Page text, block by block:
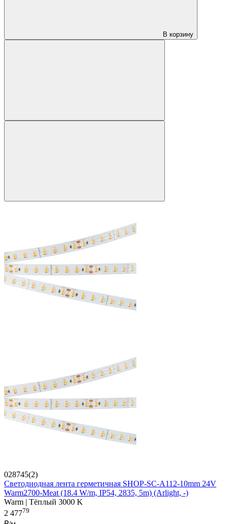
В корзину
028745(2)
Светодиодная лента герметичная SHOP-SC-A112-10mm 24V
Warm2700-Meat (18.4 W/m, IP54, 2835, 5m) (Arlight, -)
Warm | Тёплый 3000 K
2 47779